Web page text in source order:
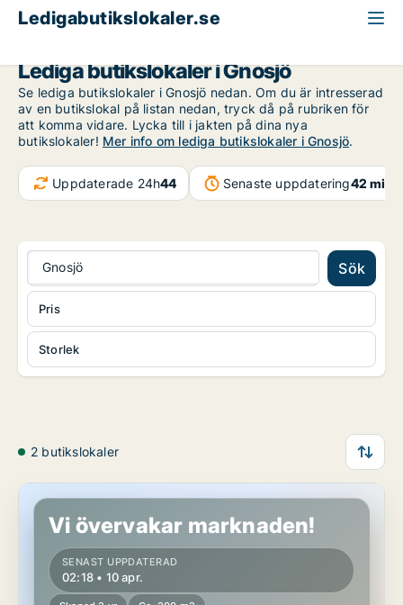
Ledigabutikslokaler.se
Lediga butikslokaler i Gnosjö
Se lediga butikslokaler i Gnosjö nedan. Om du är intresserad
av en butikslokal på listan nedan, tryck då på rubriken för
att komma vidare. Lycka till i jakten på dina nya
butikslokaler! Mer info om lediga butikslokaler i Gnosjö.
Uppdaterade 24h44 Senaste uppdatering42 min
Gnosjö Sök
Storlek
Pris
2 butikslokaler
Butikslokal i Gnosjö
Vi övervakar marknaden!
SENAST UPPDATERAD
02:18 • 10 apr.